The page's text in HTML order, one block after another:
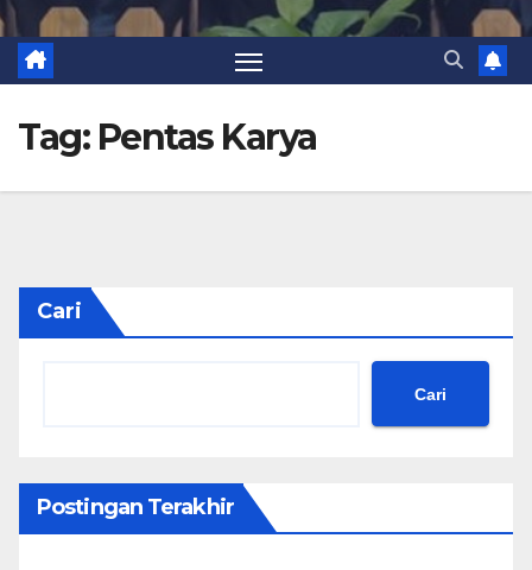
Tag: Pentas Karya
Cari
Cari
Postingan Terakhir